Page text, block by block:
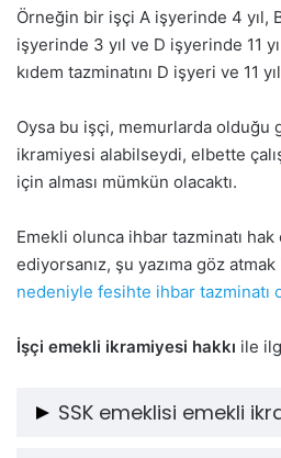
Örneğin bir işçi A işyerinde 4 yıl,
işyerinde 3 yıl ve D işyerinde 11
kıdem tazminatını D işyeri ve 11
Oysa bu işçi, memurlarda olduğu
ikramiyesi alabilseydi, elbette
için alması mümkün olacaktı.
Emekli olunca ihbar tazminatı
ediyorsanız, şu yazıma göz
nedeniyle fesihte ihbar tazminatı
İşçi emekli ikramiyesi hakkı ile
SSK emeklisi emekli